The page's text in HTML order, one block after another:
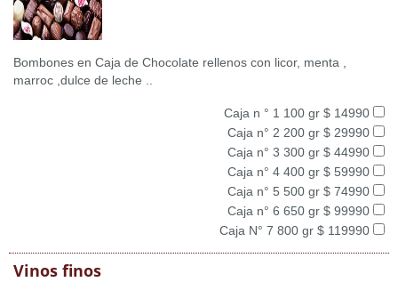
Bombones en Caja de Chocolate rellenos con licor, menta ,
marroc ,dulce de leche ..
Caja n ° 1 100 gr $ 14990
Caja n° 2 200 gr $ 29990
Caja n° 3 300 gr $ 44990
Caja n° 4 400 gr $ 59990
Caja n° 5 500 gr $ 74990
Caja n° 6 650 gr $ 99990
Caja N° 7 800 gr $ 119990
Vinos finos